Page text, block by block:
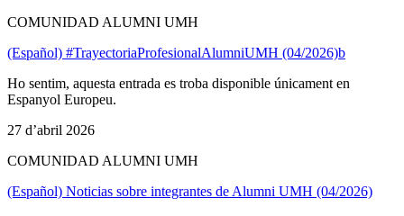
COMUNIDAD ALUMNI UMH
(Español) #TrayectoriaProfesionalAlumniUMH (04/2026)b
Ho sentim, aquesta entrada es troba disponible únicament en
Espanyol Europeu.
27 d’abril 2026
COMUNIDAD ALUMNI UMH
(Español) Noticias sobre integrantes de Alumni UMH (04/2026)